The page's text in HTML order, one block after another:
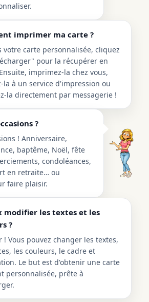
imprimer ma carte ?
votre carte personnalisée, cliquez
pour la récupérer en
imprimez-la chez vous,
la à un service d'impression ou
la directement par messagerie !
?
! Anniversaire,
baptême, Noël, fête
condoléances,
en retraite… ou
faire plaisir.
modifier les textes et les
?
! Vous pouvez changer les textes,
les couleurs, le cadre et
Le but est d'obtenir une carte
personnalisée, prête à